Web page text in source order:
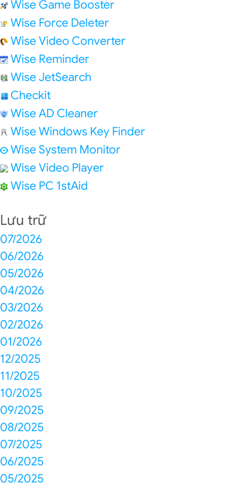
Wise Game Booster
Wise Force Deleter
Wise Video Converter
Wise Reminder
Wise JetSearch
Checkit
Wise AD Cleaner
Wise Windows Key Finder
Wise System Monitor
Wise Video Player
Wise PC 1stAid
Lưu trữ
07/2026
06/2026
05/2026
04/2026
03/2026
02/2026
01/2026
12/2025
11/2025
10/2025
09/2025
08/2025
07/2025
06/2025
05/2025